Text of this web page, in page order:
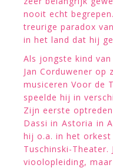
nooit echt
treurige paradox
in het land dat hij
Als jongste kind
Jan Corduwener op
musiceren Voor de
speelde hij in
Zijn eerste
Dassi in Astoria in
hij o.a. in het
Tuschinski-Theater.
vioolopleiding,